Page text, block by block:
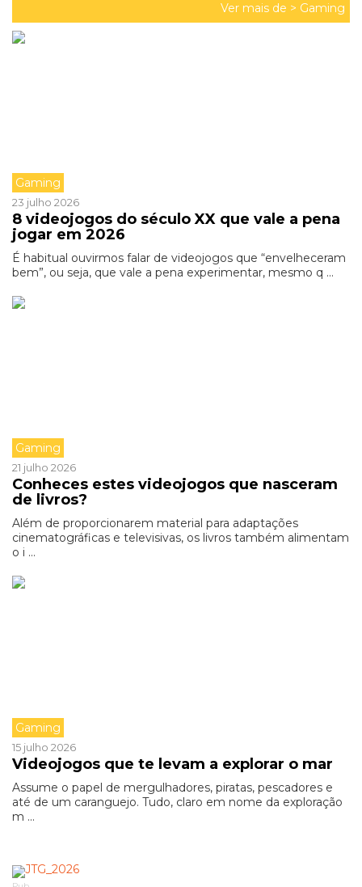
Ver mais de > Gaming
Gaming
23 julho 2026
8 videojogos do século XX que vale a pena
jogar em 2026
É habitual ouvirmos falar de videojogos que “envelheceram
bem”, ou seja, que vale a pena experimentar, mesmo q ...
Gaming
21 julho 2026
Conheces estes videojogos que nasceram
de livros?
Além de proporcionarem material para adaptações
cinematográficas e televisivas, os livros também alimentam
o i ...
Gaming
15 julho 2026
Videojogos que te levam a explorar o mar
Assume o papel de mergulhadores, piratas, pescadores e
até de um caranguejo. Tudo, claro em nome da exploração
m ...